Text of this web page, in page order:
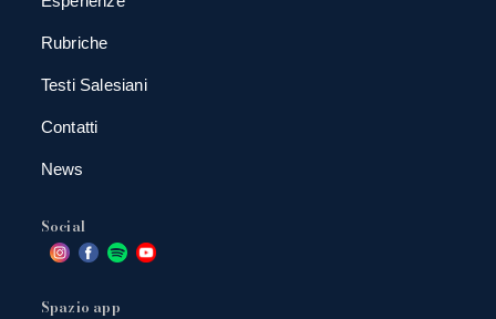
Rubriche
Testi Salesiani
Contatti
News
Social
Spazio app